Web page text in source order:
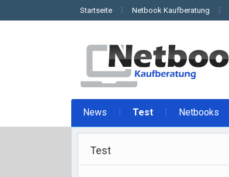
Startseite Netbook Kaufberatung
News Test Netbooks
Test